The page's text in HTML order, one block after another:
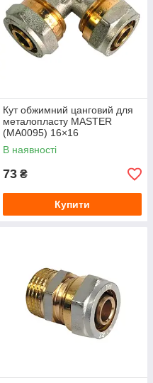
Кут обжимний цанговий для
металопласту MASTER
(MA0095) 16×16
В наявності
73 ₴
Купити